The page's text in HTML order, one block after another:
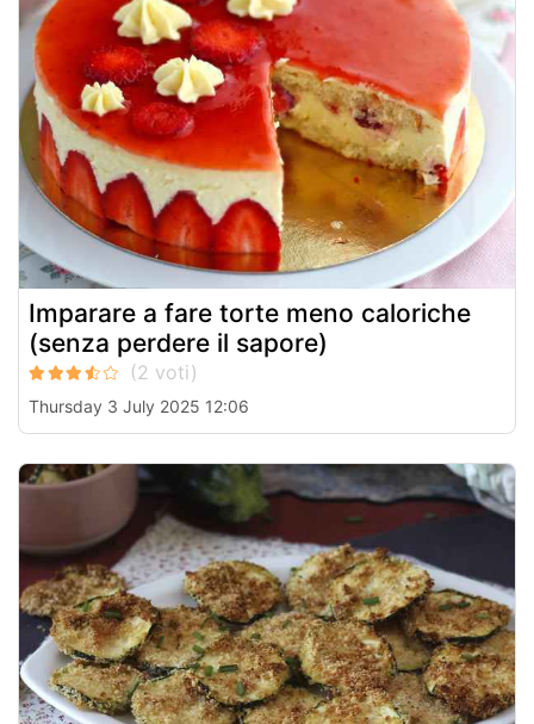
Imparare a fare torte meno caloriche
(senza perdere il sapore)
Thursday 3 July 2025 12:06